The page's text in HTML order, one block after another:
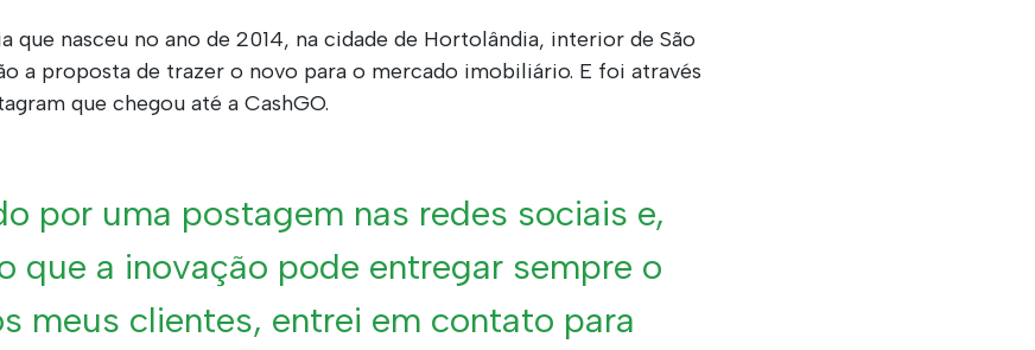
que nasceu no ano de 2014, na cidade de Hortolândia, interior de São
a proposta de trazer o novo para o mercado imobiliário. E foi através
que chegou até a CashGO.
por uma postagem nas redes sociais e,
que a inovação pode entregar sempre o
meus clientes, entrei em contato para